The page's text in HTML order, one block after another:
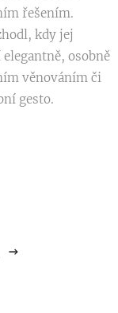
řešením.
kdy jej
osobně
věnováním či
gesto.